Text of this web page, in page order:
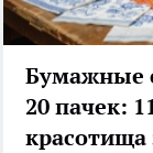
Бумажные
20 пачек:
красотища